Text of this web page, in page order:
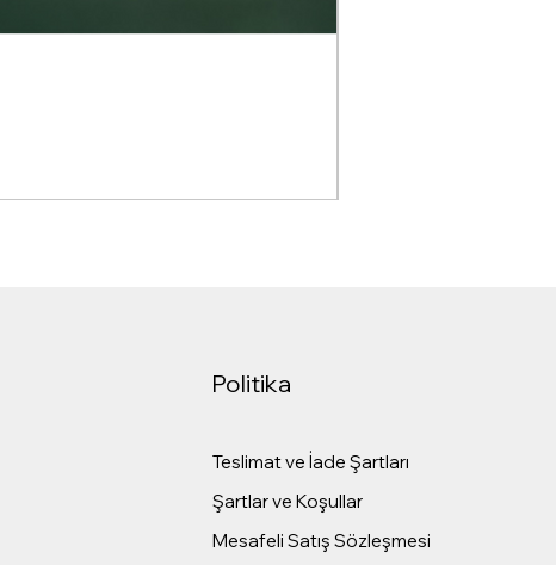
Politika
Teslimat ve İade Şartları
Şartlar ve Koşullar
Mesafeli Satış Sözleşmesi